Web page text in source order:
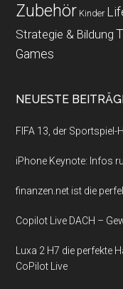
Zubehör Kinder
Strategie & Bildung
Games
NEUESTE
FIFA 13, der
iPhone Keynote: Infos
finanzen.net ist die
Copilot Live DACH –
Luxa 2 H7 die perfekte
CoPilot Live